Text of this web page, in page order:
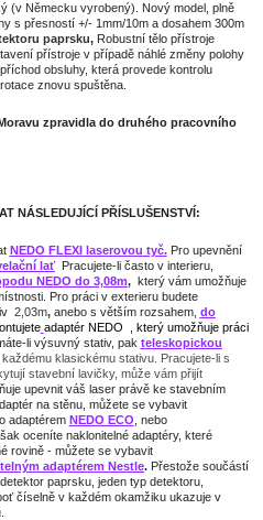
(v Německu vyrobený). Nový model, plně
s přesností +/- 1mm/10m a dosahem 300m
paprsku, Robustní tělo přístroje
přístroje v případě náhlé změny polohy
obsluhy, která provede kontrolu
znovu spuštěna.
zpravidla do druhého pracovního
NÁSLEDUJÍCÍ PŘÍSLUŠENSTVÍ:
NEDO FLEXI laserovou tyč.Pro upevnění
lať
Pracujete-li často v interieru,
NEDO do 3,08m,který vám umožňuje
Pro práci v exterieru budete
2,03m, anebo s větším rozsahem, do
adaptér NEDO , který umožňuje práci
li výsuvný stativ, pak teleskopickou
klasickému stativu. Pracujete-li s
stavební lavičky, může vám přijít
upevnit váš laser právě ke stavebním
na stěnu, můžete se vybavit
adaptérem NEDO ECO , nebo
oceníte naklonitelné adaptéry, které
rovině - můžete se vybavit
adaptérem Nestle. Přestože součástí
paprsku, jeden typ detektoru,
číselně v každém okamžiku ukazuje v